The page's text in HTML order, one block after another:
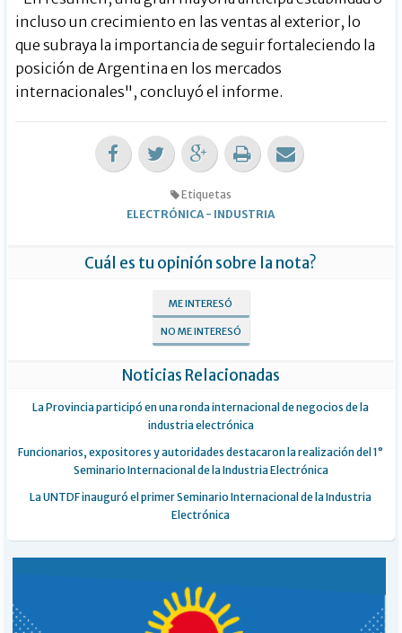
incluso un crecimiento en las ventas al exterior, lo
que subraya la importancia de seguir fortaleciendo la
posición de Argentina en los mercados
internacionales", concluyó el informe.
Etiquetas
ELECTRÓNICA- INDUSTRIA
Cuál es tu opinión sobre la nota?
ME INTERESÓ
NO ME INTERESÓ
Noticias Relacionadas
La Provincia participó en una ronda internacional de negocios de la
industria electrónica
Funcionarios, expositores y autoridades destacaron la realización del 1°
Seminario Internacional de la Industria Electrónica
La UNTDF inauguró el primer Seminario Internacional de la Industria
Electrónica